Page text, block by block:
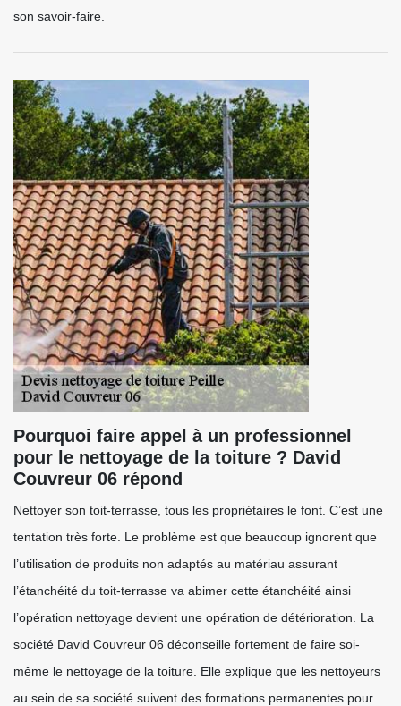
son savoir-faire.
Pourquoi faire appel à un professionnel
pour le nettoyage de la toiture ? David
Couvreur 06 répond
Nettoyer son toit-terrasse, tous les propriétaires le font. C’est une
tentation très forte. Le problème est que beaucoup ignorent que
l’utilisation de produits non adaptés au matériau assurant
l’étanchéité du toit-terrasse va abimer cette étanchéité ainsi
l’opération nettoyage devient une opération de détérioration. La
société David Couvreur 06 déconseille fortement de faire soi-
même le nettoyage de la toiture. Elle explique que les nettoyeurs
au sein de sa société suivent des formations permanentes pour